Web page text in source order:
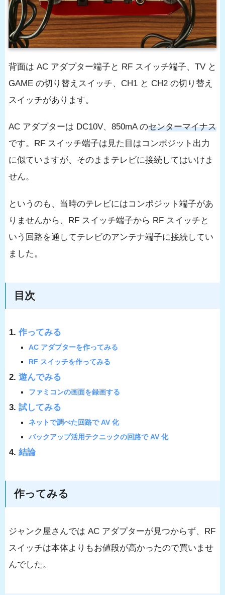
背面は AC アダプター端子と RF スイッチ端子、TV と
GAME の切り替えスイッチ、CH1 と CH2 の切り替え
スイッチがあります。
AC アダプターは DC10V、850mA のセンターマイナス
です。RF スイッチ端子は見た目はコンポジット出力
に似ていますが、そのままテレビに接続してはいけま
せん。
というのも、当時のテレビにはコンポジット端子があ
りませんから、RF スイッチ端子から RF スイッチと
いう回路を通してテレビのアンテナ端子に接続してい
ました。
目次
作ってみる
AC アダプターを作ってみる
RF スイッチを作ってみる
遊んでみる
ファミコンの画面を録画する
試してみる
ネットで調べた回路で AV 化
バックアップ活用テクニックの回路で AV 化
結論
作ってみる
ジャンク屋さんでは AC アダプターが見つからず、RF
スイッチは本体よりもお値段が高かったので買いませ
んでした。